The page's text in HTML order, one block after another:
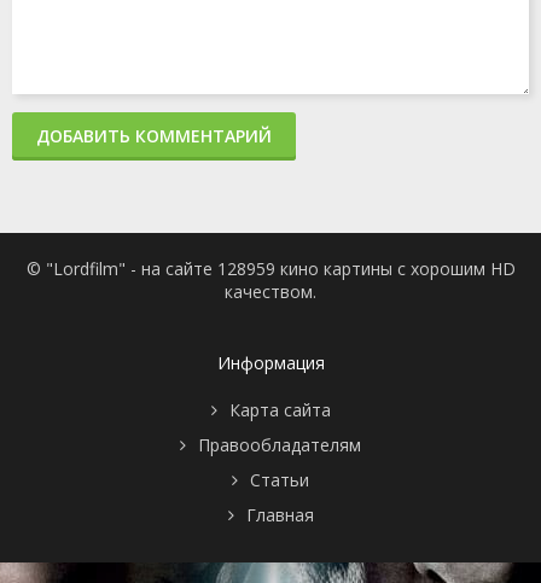
ДОБАВИТЬ КОММЕНТАРИЙ
© "Lordfilm" - на сайте 128959 кино картины с хорошим HD
качеством.
Информация
Карта сайта
Правообладателям
Статьи
Главная